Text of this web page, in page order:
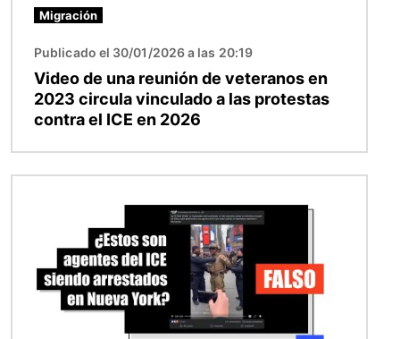
Migración
Publicado el 30/01/2026 a las 20:19
Video de una reunión de veteranos en
2023 circula vinculado a las protestas
contra el ICE en 2026